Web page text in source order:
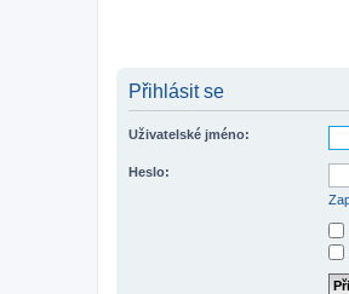
Přihlásit se
Uživatelské jméno:
Heslo: